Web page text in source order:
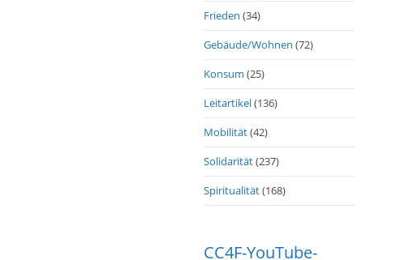
Frieden (34)
Gebäude/Wohnen (72)
Konsum (25)
Leitartikel(136)
Mobilität(42)
Solidarität(237)
Spiritualität(168)
CC4F-YouTube-